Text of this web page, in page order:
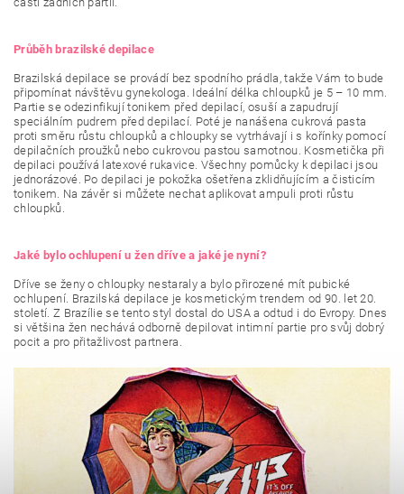
Průběh brazilské depilace
Brazilská depilace se provádí bez spodního prádla, takže Vám to bude
připomínat návštěvu gynekologa. Ideální délka chloupků je 5 – 10 mm.
Partie se odezinfikují tonikem před depilací, osuší a zapudrují
speciálním pudrem před depilací. Poté je nanášena cukrová pasta
proti směru růstu chloupků a chloupky se vytrhávají i s kořínky pomocí
depilačních proužků nebo cukrovou pastou samotnou. Kosmetička při
depilaci používá latexové rukavice. Všechny pomůcky k depilaci jsou
jednorázové. Po depilaci je pokožka ošetřena zklidňujícím a čisticím
tonikem. Na závěr si můžete nechat aplikovat ampuli proti růstu
chloupků.
Jaké bylo ochlupení u žen dříve a jaké je nyní?
Dříve se ženy o chloupky nestaraly a bylo přirozené mít pubické
ochlupení. Brazilská depilace je kosmetickým trendem od 90. let 20.
století. Z Brazílie se tento styl dostal do USA a odtud i do Evropy. Dnes
si většina žen nechává odborně depilovat intimní partie pro svůj dobrý
pocit a pro přitažlivost partnera.